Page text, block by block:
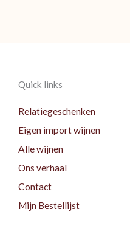
Quick links
Relatiegeschenken
Eigen import wijnen
Alle wijnen
Ons verhaal
Contact
Mijn Bestellijst